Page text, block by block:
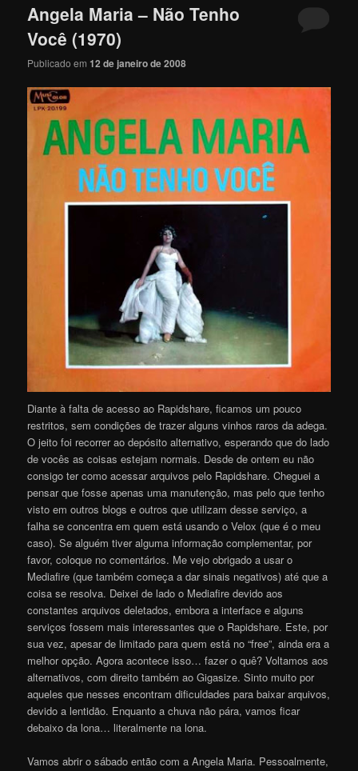
Angela Maria – Não Tenho
Você (1970)
Publicado em12 de janeiro de 2008
Diante à falta de acesso ao Rapidshare, ficamos um pouco
restritos, sem condições de trazer alguns vinhos raros da adega.
O jeito foi recorrer ao depósito alternativo, esperando que do lado
de vocês as coisas estejam normais. Desde de ontem eu não
consigo ter como acessar arquivos pelo Rapidshare. Cheguei a
pensar que fosse apenas uma manutenção, mas pelo que tenho
visto em outros blogs e outros que utilizam desse serviço, a
falha se concentra em quem está usando o Velox (que é o meu
caso). Se alguém tiver alguma informação complementar, por
favor, coloque no comentários. Me vejo obrigado a usar o
Mediafire (que também começa a dar sinais negativos) até que a
coisa se resolva. Deixei de lado o Mediafire devido aos
constantes arquivos deletados, embora a interface e alguns
serviços fossem mais interessantes que o Rapidshare. Este, por
sua vez, apesar de limitado para quem está no “free”, ainda era a
melhor opção. Agora acontece isso… fazer o quê? Voltamos aos
alternativos, com direito também ao Gigasize. Sinto muito por
aqueles que nesses encontram dificuldades para baixar arquivos,
devido a lentidão. Enquanto a chuva não pára, vamos ficar
debaixo da lona… literalmente na lona.
Vamos abrir o sábado então com a Angela Maria. Pessoalmente,